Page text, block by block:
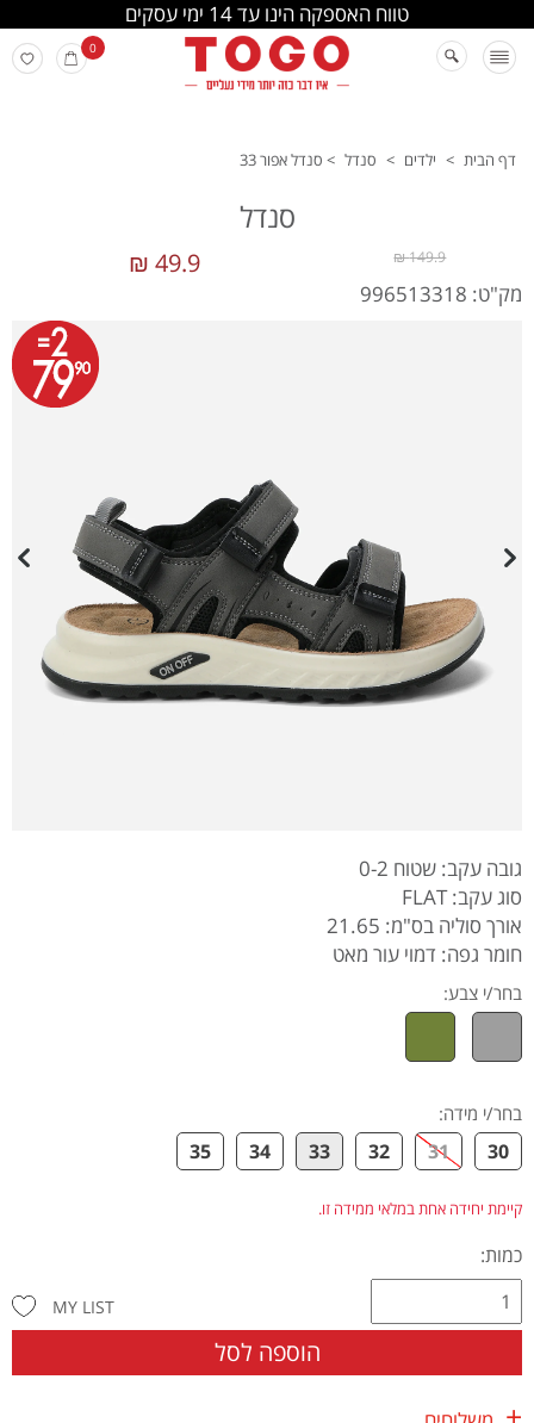
החלפה והחזרה מתבצעת בסניפי הרשת
0
דף הבית > ילדים > סנדל > סנדל אפור 33
סנדל
49.9 ₪ 149.9 ₪
מק"ט: 996513318
גובה עקב: שטוח 0-2
סוג עקב: FLAT
אורך סוליה בס"מ: 21.65
חומר גפה: דמוי עור מאט
בחר/י צבע:
בחר/י מידה:
30
31
32
33
34
35
קיימת יחידה אחת במלאי ממידה זו.
כמות:
הוספה לסל
MY LIST